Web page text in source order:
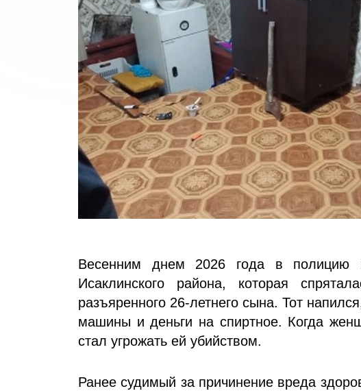
Весенним днем 2026 года в полицию
Исаклинского района, которая
разъяренного 26-летнего сына. Тот
машины и деньги на спиртное. Когда
стал угрожать ей убийством.
Ранее судимый за причинение вреда